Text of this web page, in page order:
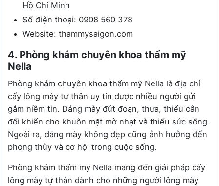
Hồ Chí Minh
Số điện thoại: 0908 560 378
Website: thammysaigon.com
4. Phòng khám chuyên khoa thẩm mỹ
Nella
Phòng khám chuyên khoa thẩm mỹ Nella là địa chỉ
cấy lông mày tự thân uy tín được nhiều người gửi
gắm niềm tin. Dáng mày đứt đoạn, thưa, thiếu cân
đối khiến cho khuôn mặt mờ nhạt và thiếu sức sống.
Ngoài ra, dáng mày không đẹp cũng ảnh hưởng đến
phong thủy và cơ hội trong cuộc sống.
Phòng khám thẩm mỹ Nella mang đến giải pháp cấy
lông mày tự thân dành cho những người lông mày